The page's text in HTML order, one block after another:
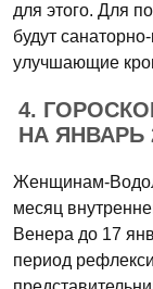
для этого. Для
будут
улучшающие
4.
НА ЯНВАРЬ
Женщинам-
месяц
Венера до 17
период